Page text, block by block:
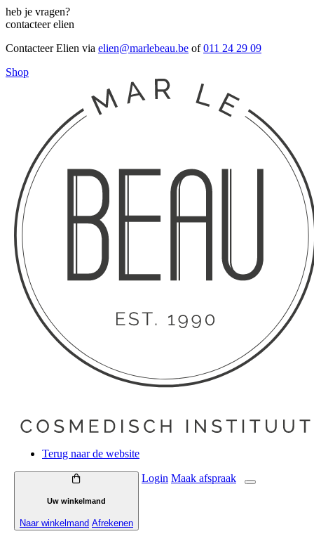
heb je vragen?
contacteer elien
Contacteer Elien via elien@marlebeau.be of011 24 29 09
Shop
Terug naar de website
Uw winkelmand
Naar winkelmand Afrekenen
Login Maak afspraak